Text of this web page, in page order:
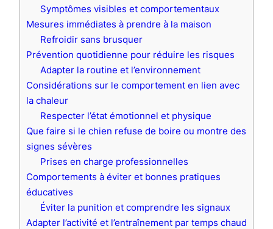
Symptômes visibles et comportementaux
Mesures immédiates à prendre à la maison
Refroidir sans brusquer
Prévention quotidienne pour réduire les risques
Adapter la routine et l’environnement
Considérations sur le comportement en lien avec
la chaleur
Respecter l’état émotionnel et physique
Que faire si le chien refuse de boire ou montre des
signes sévères
Prises en charge professionnelles
Comportements à éviter et bonnes pratiques
éducatives
Éviter la punition et comprendre les signaux
Adapter l’activité et l’entraînement par temps chaud